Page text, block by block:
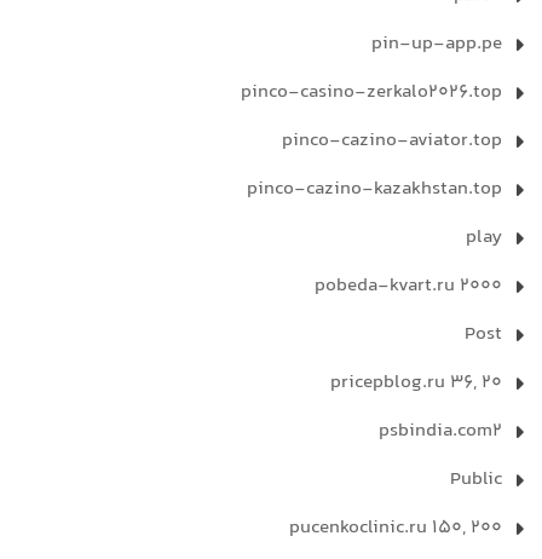
pin-up-app.pe
pinco-casino-zerkalo2026.top
pinco-cazino-aviator.top
pinco-cazino-kazakhstan.top
play
pobeda-kvart.ru 2000
Post
pricepblog.ru 36, 20
psbindia.com2
Public
pucenkoclinic.ru 150, 200